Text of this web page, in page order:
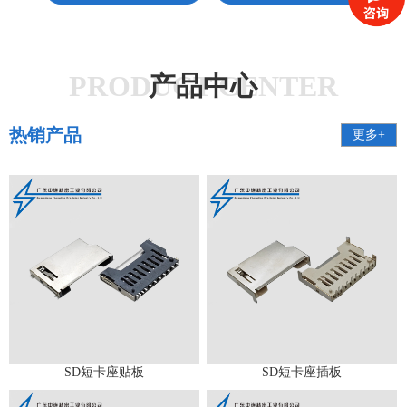
PRODUCT CENTER
产品中心
热销产品 更多+
SD短卡座贴板 SD短卡座插板